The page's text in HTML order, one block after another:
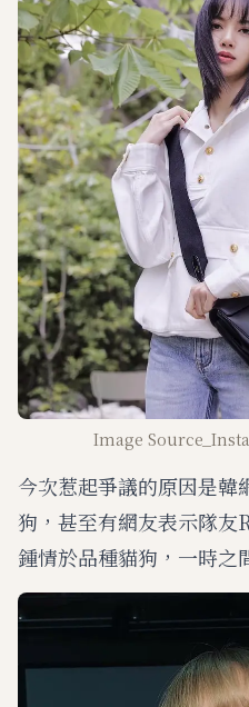
Image
今次惹起爭議的原因是
狗，甚至有網友表示隊
鍾情於品種貓狗，一時之